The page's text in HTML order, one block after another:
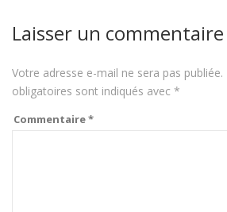
Laisser un commentaire
Votre adresse e-mail ne sera pas publiée.
obligatoires sont indiqués avec *
Commentaire*